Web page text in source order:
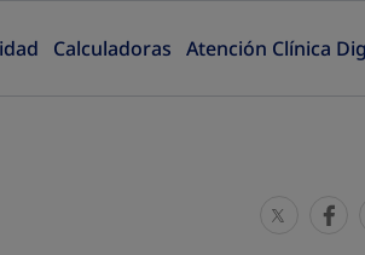
Calculadoras Atención Clínica
S S